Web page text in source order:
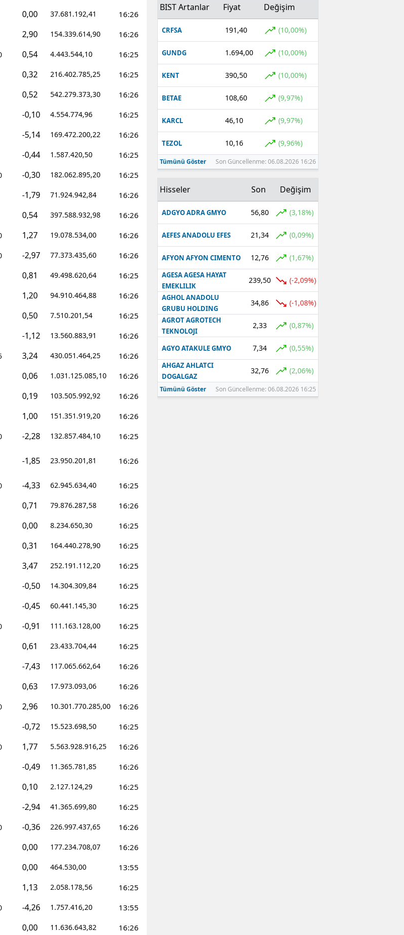
Kütahya
Malatya
Manisa
Kahramanmaraş
Mardin
Muğla
Muş
Nevşehir
Niğde
Ordu
Rize
Sakarya
Samsun
Siirt
Sinop
Sivas
Tekirdağ
Tokat
Trabzon
Tunceli
Şanlıurfa
Uşak
Van
Yozgat
Zonguldak
Aksaray
Bayburt
Karaman
Kırıkkale
Batman
Şırnak
Bartın
Ardahan
Iğdır
Yalova
Karabük
Kilis
Osmaniye
Düzce
0,00 37.681.192,41 16:26
2,90 154.339.614,90 16:26
0,54 4.443.544,10 16:25
0,32 216.402.785,25 16:25
0,52 542.279.373,30 16:26
-0,10 4.554.774,96 16:25
-5,14 169.472.200,22 16:26
-0,44 1.587.420,50 16:25
-0,30 182.062.895,20 16:25
-1,79 71.924.942,84 16:26
0,54 397.588.932,98 16:26
1,27 19.078.534,00 16:26
-2,97 77.373.435,60 16:26
0,81 49.498.620,64 16:25
1,20 94.910.464,88 16:26
0,50 7.510.201,54 16:25
-1,12 13.560.883,91 16:26
3,24 430.051.464,25 16:26
0,06 1.031.125.085,10 16:26
0,19 103.505.992,92 16:26
1,00 151.351.919,20 16:26
-2,28 132.857.484,10 16:25
-1,85 23.950.201,81 16:26
-4,33 62.945.634,40 16:25
0,71 79.876.287,58 16:26
0,00 8.234.650,30 16:25
0,31 164.440.278,90 16:25
3,47 252.191.112,20 16:25
-0,50 14.304.309,84 16:25
-0,45 60.441.145,30 16:25
-0,91 111.163.128,00 16:25
0,61 23.433.704,44 16:25
-7,43 117.065.662,64 16:26
0,63 17.973.093,06 16:26
2,96 10.301.770.285,00 16:26
-0,72 15.523.698,50 16:25
1,77 5.563.928.916,25 16:26
-0,49 11.365.781,85 16:26
0,10 2.127.124,29 16:25
-2,94 41.365.699,80 16:25
-0,36 226.997.437,65 16:26
0,00 177.234.708,07 16:26
0,00 464.530,00 13:55
1,13 2.058.178,56 16:25
-4,26 1.757.416,20 13:55
0,00 11.636.643,82 16:26
BIST Artanlar Fiyat Değişim
CRFSA 191,40 (10,00%)
GUNDG 1.694,00 (10,00%)
KENT 390,50 (10,00%)
BETAE 108,60 (9,97%)
KARCL 46,10 (9,97%)
TEZOL 10,16 (9,96%)
Tümünü Göster Son Güncellenme: 06.08.2026 16:26
Hisseler Son Değişim
ADGYO ADRA GMYO 56,80 (3,18%)
AEFES ANADOLU EFES 21,34 (0,09%)
AFYON AFYON CIMENTO 12,76 (1,67%)
AGESA AGESA HAYAT
EMEKLILIK
239,50 (-2,09%)
AGHOL ANADOLU
GRUBU HOLDING
34,86 (-1,08%)
AGROT AGROTECH
TEKNOLOJI
2,33 (0,87%)
AGYO ATAKULE GMYO 7,34 (0,55%)
AHGAZ AHLATCI
DOGALGAZ
32,76 (2,06%)
Tümünü Göster Son Güncellenme: 06.08.2026 16:25